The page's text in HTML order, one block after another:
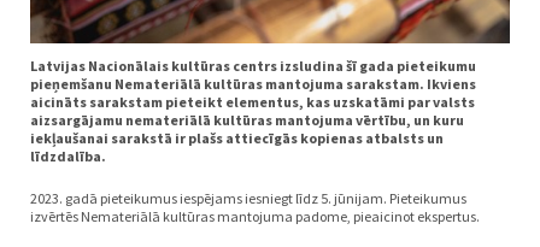
Latvijas Nacionālais kultūras centrs izsludina šī gada pieteikumu
pieņemšanu Nemateriālā kultūras mantojuma sarakstam. Ikviens
aicināts sarakstam pieteikt elementus, kas uzskatāmi par valsts
aizsargājamu nemateriālā kultūras mantojuma vērtību, un kuru
iekļaušanai sarakstā ir plašs attiecīgās kopienas atbalsts un
līdzdalība.
2023. gadā pieteikumus iespējams iesniegt līdz 5. jūnijam. Pieteikumus
izvērtēs Nemateriālā kultūras mantojuma padome, pieaicinot ekspertus.